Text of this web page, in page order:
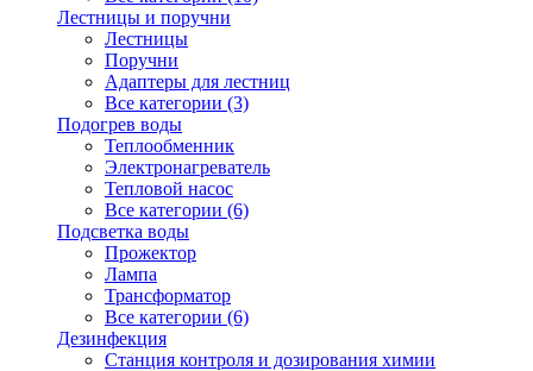
Лестницы и поручни
Лестницы
Поручни
Адаптеры для лестниц
Все категории (3)
Подогрев воды
Теплообменник
Электронагреватель
Тепловой насос
Все категории (6)
Подсветка воды
Прожектор
Лампа
Трансформатор
Все категории (6)
Дезинфекция
Станция контроля и дозирования химии